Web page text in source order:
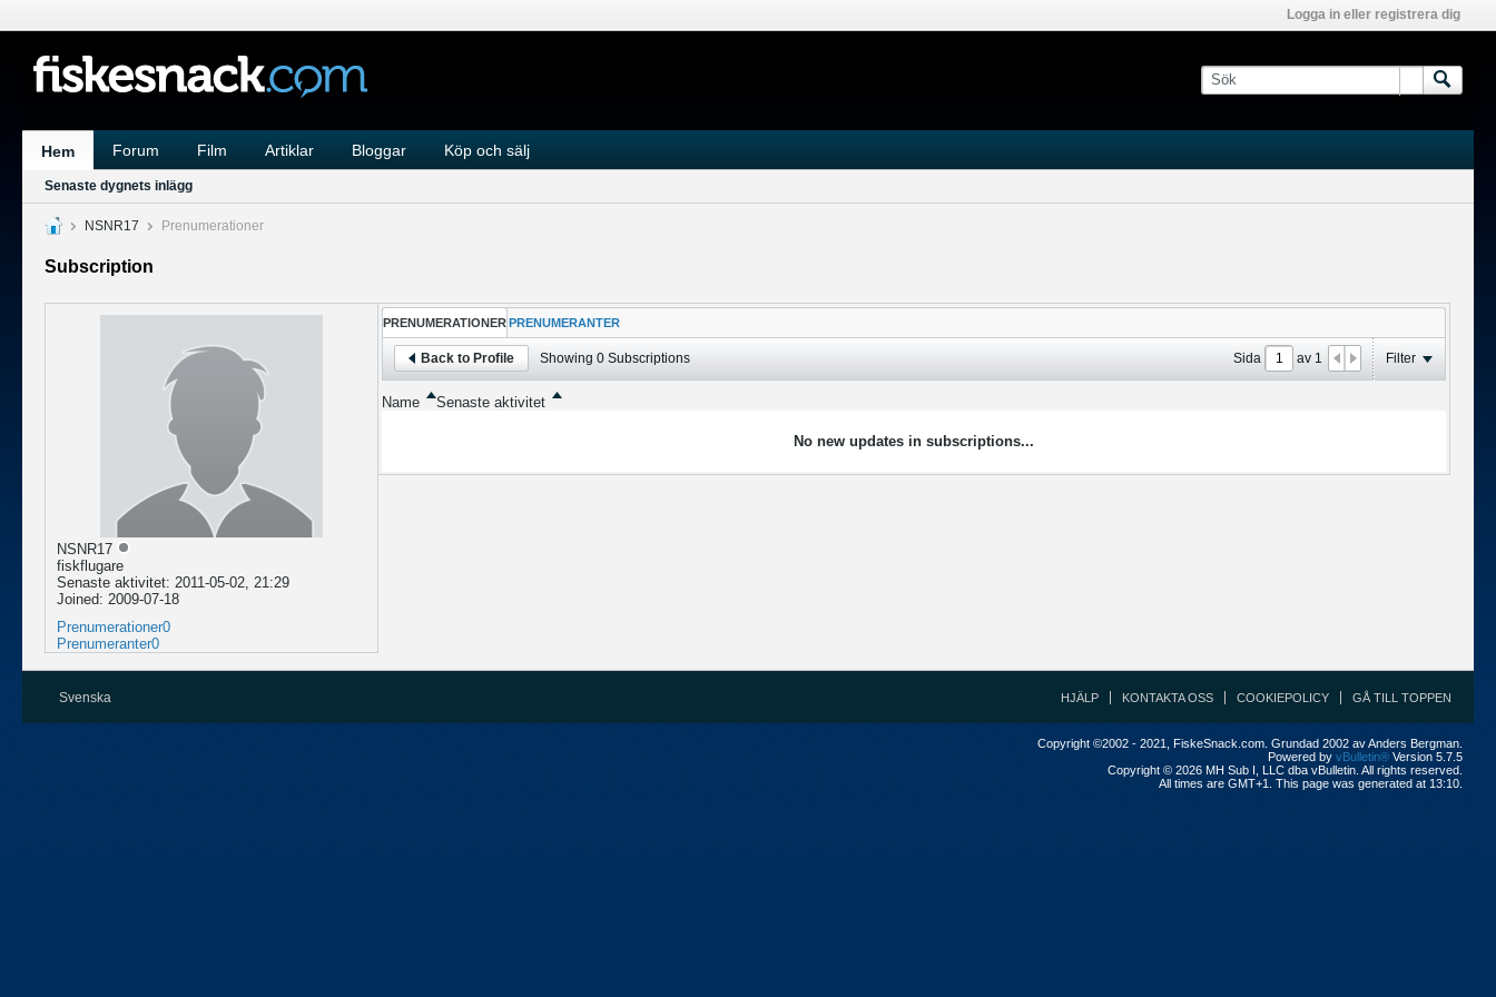
Logga in eller registrera dig
Hem Forum Film Artiklar Bloggar Köp och sälj
Senaste dygnets inlägg
NSNR17 Prenumerationer
Subscription
NSNR17
fiskflugare
Senaste aktivitet: 2011-05-02, 21:29
Joined: 2009-07-18
Prenumerationer0
Prenumeranter0
PRENUMERATIONER PRENUMERANTER
Back to Profile Showing 0Subscriptions Sida av1 Filter
Name Senaste aktivitet
No new updates in subscriptions...
Svenska HJÄLP KONTAKTA OSS COOKIEPOLICY GÅ TILL TOPPEN
Copyright ©2002 - 2021, FiskeSnack.com. Grundad 2002 av Anders Bergman.
Powered by vBulletin® Version 5.7.5
Copyright © 2026 MH Sub I, LLC dba vBulletin. All rights reserved.
All times are GMT+1. This page was generated at 13:10.